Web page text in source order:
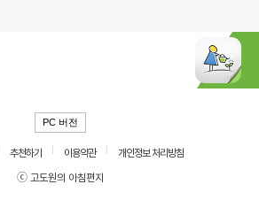
PC 버전
추천하기 이용약관
개인정보 처리방침
ⓒ 고도원의 아침편지